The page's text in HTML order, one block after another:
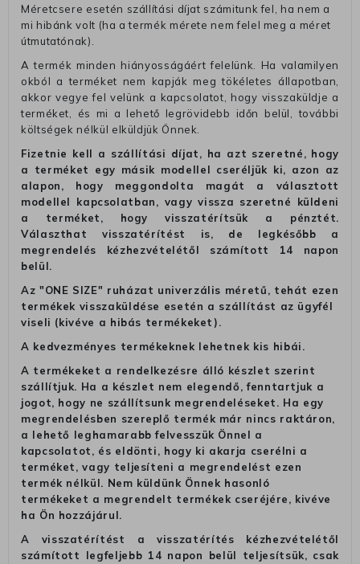
Méretcsere esetén szállítási díjat számitunk fel, ha nem a
mi hibánk volt (ha a termék mérete nem felel meg a méret
útmutatónak).
A termék minden hiányosságáért felelünk. Ha valamilyen
okból a terméket nem kapják meg tökéletes állapotban,
akkor vegye fel velünk a kapcsolatot, hogy visszaküldje a
terméket, és mi a lehető legrövidebb időn belül, további
költségek nélkül elküldjük Önnek.
Fizetnie kell a szállítási díjat, ha azt szeretné, hogy
a terméket egy másik modellel cseréljük ki, azon az
alapon, hogy meggondolta magát a választott
modellel kapcsolatban, vagy vissza szeretné küldeni
a terméket, hogy visszatérítsük a pénztét.
Választhat visszatérítést is, de legkésőbb a
megrendelés kézhezvételétől számított 14 napon
belül.
Az "ONE SIZE" ruházat univerzális méretű, tehát ezen
termékek visszaküldése esetén a szállítást az ügyfél
viseli (kivéve a hibás termékeket).
A kedvezményes termékeknek lehetnek kis hibái.
A termékeket a rendelkezésre álló készlet szerint
szállítjuk. Ha a készlet nem elegendő, fenntartjuk a
jogot, hogy ne szállítsunk megrendeléseket. Ha egy
megrendelésben szereplő termék már nincs raktáron,
a lehető leghamarabb felvesszük Önnel a
kapcsolatot, és eldönti, hogy ki akarja cserélni a
terméket, vagy teljesíteni a megrendelést ezen
termék nélkül. Nem küldünk Önnek hasonló
termékeket a megrendelt termékek cseréjére, kivéve
ha Ön hozzájárul.
A visszatérítést a visszatérítés kézhezvételétől
számított legfeljebb 14 napon belül teljesítsük, csak